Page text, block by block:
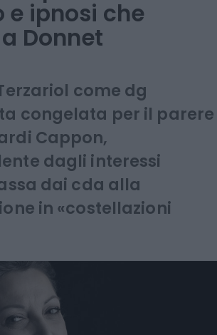
e ipnosi che
Donnet
come dg
congelata per il parere
Cappon,
dagli interessi
dai cda alla
in «costellazioni